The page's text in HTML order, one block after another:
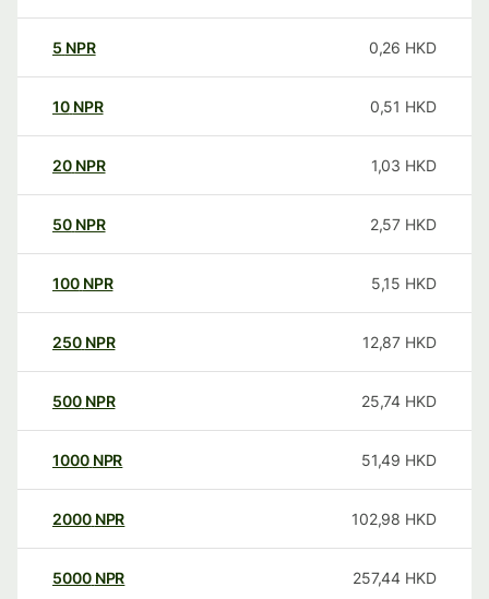
5 NPR 0,26 HKD
10 NPR 0,51 HKD
20 NPR 1,03 HKD
50 NPR 2,57 HKD
100 NPR 5,15 HKD
250 NPR 12,87 HKD
500 NPR 25,74 HKD
1000 NPR 51,49 HKD
2000 NPR 102,98 HKD
5000 NPR 257,44 HKD